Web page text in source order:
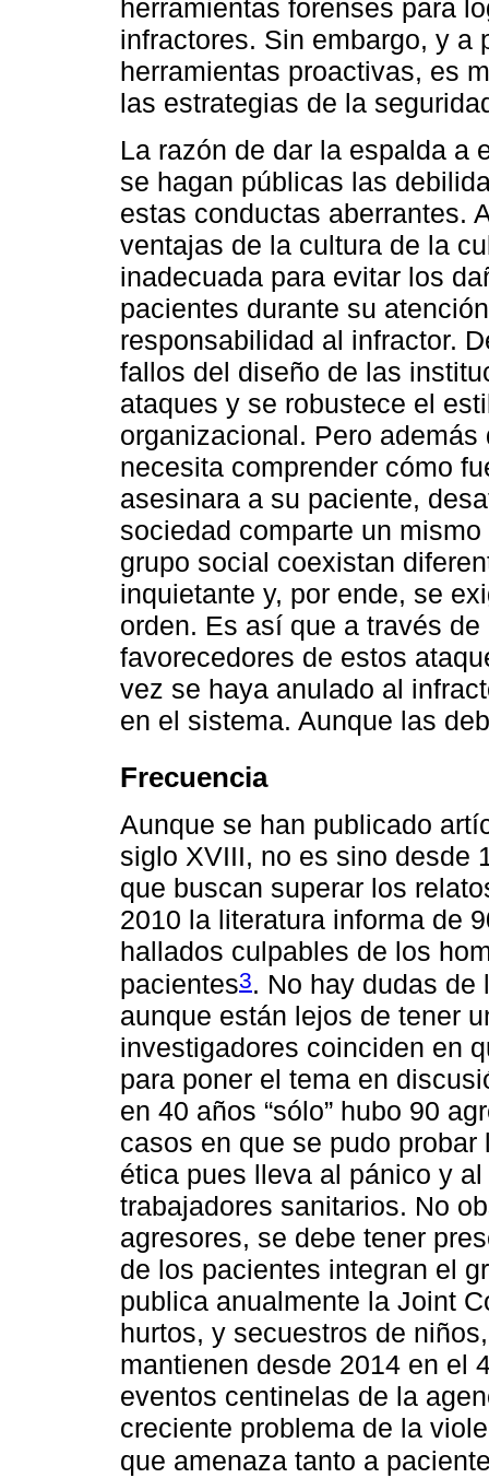
herramientas forenses para
infractores. Sin embargo, y a
herramientas proactivas, es
las estrategias de la
La razón de dar la espalda a
se hagan públicas las
estas conductas aberrantes.
ventajas de la cultura de la
inadecuada para evitar los
pacientes durante su
responsabilidad al infractor.
fallos del diseño de las
ataques y se robustece el
organizacional. Pero además
necesita comprender cómo
asesinara a su paciente,
sociedad comparte un
grupo social coexistan
inquietante y, por ende, se
orden. Es así que a través
favorecedores de estos
vez se haya anulado al
en el sistema. Aunque las
Frecuencia
Aunque se han publicado
siglo XVIII, no es sino desde
que buscan superar los
2010 la literatura informa de
hallados culpables de los
pacientes3. No hay dudas
aunque están lejos de tener
investigadores coinciden en
para poner el tema en
en 40 años “sólo” hubo 90
casos en que se pudo
ética pues lleva al pánico y
trabajadores sanitarios. No
agresores, se debe tener
de los pacientes integran el
publica anualmente la Joint
hurtos, y secuestros de
mantienen desde 2014 en el
eventos centinelas de la
creciente problema de la
que amenaza tanto a